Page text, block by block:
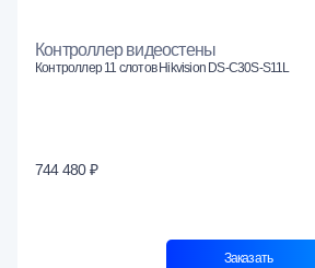
Контроллер видеостены
Контроллер 11 слотов Hikvision DS-C30S-S11L
744 480 ₽
Заказать